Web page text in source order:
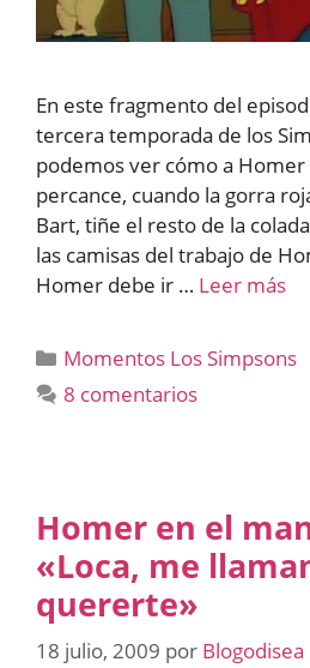
En este fragmento del
tercera temporada de los
podemos ver cómo a
percance, cuando la gorra
Bart, tiñe el resto de la
las camisas del trabajo de
Homer debe ir … Leer más
Categorías
Momentos Los Simpsons
8 comentarios
Homer en el
«Loca, me
quererte»
18 julio, 2009 por Blogodisea